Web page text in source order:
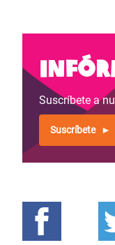
Suscríbete a
Suscríbete